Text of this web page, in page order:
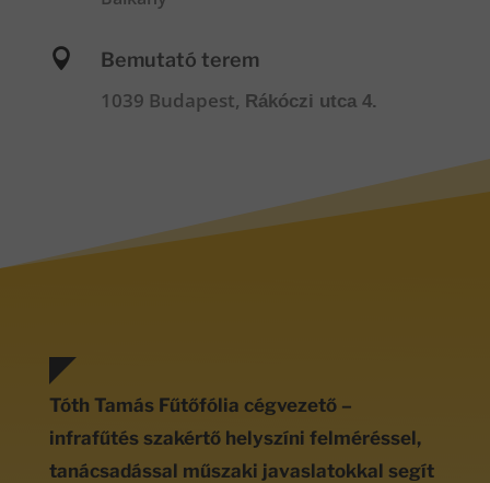
 Bemutató terem
1039 Budapest, Rákóczi utca 4.
Tóth Tamás Fűtőfólia cégvezető –
infrafűtés szakértő helyszíni felméréssel,
tanácsadással műszaki javaslatokkal segít